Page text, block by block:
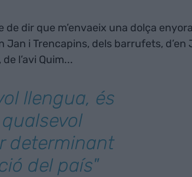
de dir que m’envaeix una dolça
Jan i Trencapins, dels barrufets, d’en
l’avi Quim...
llengua, és
determinant
del país"